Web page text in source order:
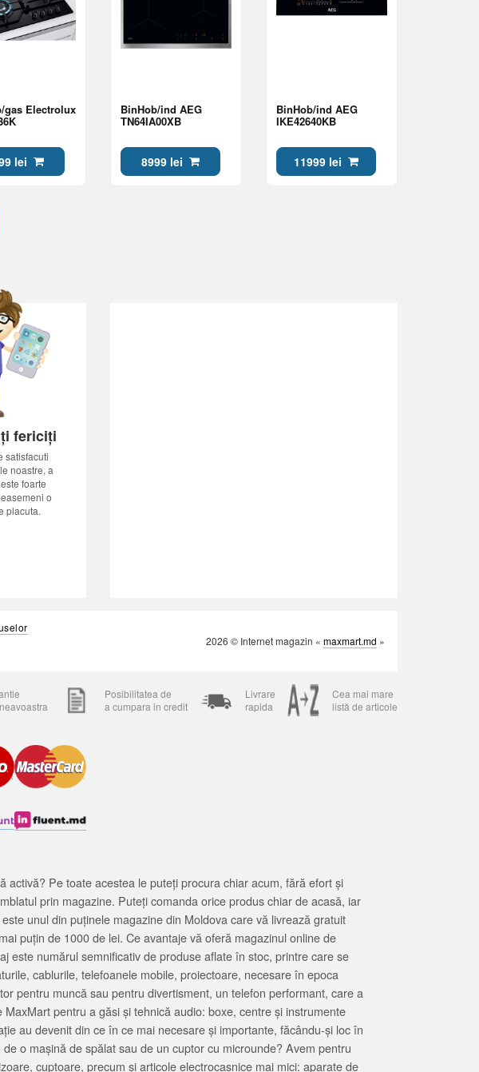
gas Electrolux
lei
BinHob/ind AEG
TN64IA00XB
8999 lei
BinHob/ind AEG
IKE42640KB
11999 lei
fericiți
satisfacuti
noastre, a
foarte
o
placuta.
2026 © Internet magazin « maxmart.md »
Posibilitatea de
a cumpara in credit
Livrare
rapida
Cea mai mare
listă de articole
Pe toate acestea le puteți procura chiar acum, fără efort și
prin magazine. Puteți comanda orice produs chiar de acasă, iar
unul din puținele magazine din Moldova care vă livrează gratuit
puțin de 1000 de lei. Ce avantaje vă oferă magazinul online de
este numărul semnificativ de produse aflate în stoc, printre care se
cablurile, telefoanele mobile, proiectoare, necesare în epoca
pentru muncă sau pentru divertisment, un telefon performant, care a
pentru a găsi și tehnică audio: boxe, centre și instrumente
au devenit din ce în ce mai necesare și importante, făcându-și loc în
o mașină de spălat sau de un cuptor cu microunde? Avem pentru
cuptoare, precum și articole electrocasnice mai mici: aparate de